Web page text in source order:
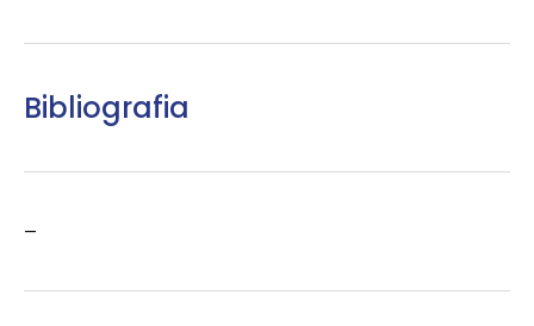
Bibliografia
–